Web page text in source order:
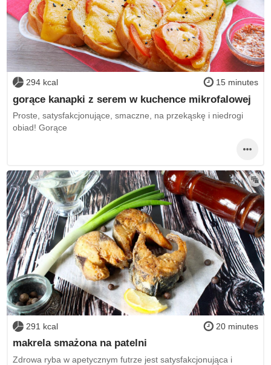
294 kcal 15 minutes
gorące kanapki z serem w kuchence mikrofalowej
Proste, satysfakcjonujące, smaczne, na przekąskę i niedrogi
obiad! Gorące
291 kcal 20 minutes
makrela smażona na patelni
Zdrowa ryba w apetycznym futrze jest satysfakcjonująca i